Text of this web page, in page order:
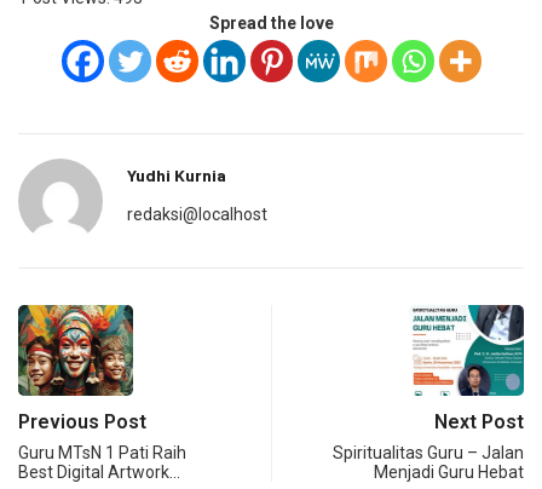
Spread the love
Yudhi Kurnia
redaksi@localhost
Previous Post
Guru MTsN 1 Pati Raih
Best Digital Artwork…
Next Post
Spiritualitas Guru – Jalan
Menjadi Guru Hebat